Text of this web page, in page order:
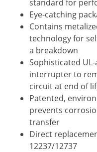
standard for
Eye-catching
Contains
technology for
a breakdown
Sophisticated
interrupter to
circuit at end of
Patented,
prevents
transfer
Direct
12237/12737